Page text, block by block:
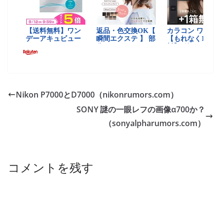
Nikon P7000とD7000（nikonrumors.com）
SONY 謎の一眼レフの画像α700か？
（sonyalpharumors.com）
コメントを残す